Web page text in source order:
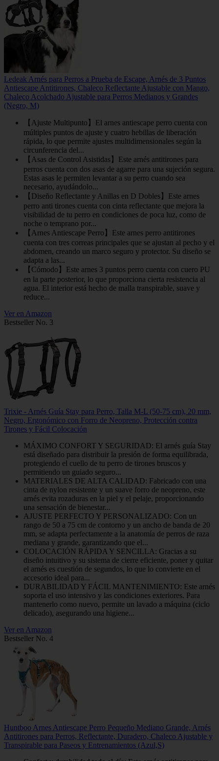
Ledeak Arnés para Perros a Prueba de Escape, Arnés de 3 Puntos
Antiescape Antitirones, Chaleco Reflectante Ajustable con Mango,
Chaleco Acolchado Ajustable para Perros Medianos y Grandes
(Negro, M)
【Ajuste Multipunto】El arnes antiescape perro cuenta con
múltiples puntos de ajuste y cuatro hebillas de liberación
rápida, lo que permite ajustes multidimensionales según la
circunferencia del...
【Asas de Control Asistidas】Este arnés antitirones para
perros cuenta con dos asas de agarre para una sujeción segura.
Estas asas le permiten levantar a su perro cuando sea
necesario, ayudándolo...
【Diseño Reflectante y Anillas en D Dobles】Este arnes
perro anti tirones cuenta con cinta reflectante que mejora la
visibilidad de tu perro en condiciones de poca luz, como de
noche o temprano por...
【Arnes Antiescape Perro】Este arnes perro antitirones
cuenta con tres correas principales que se ajustan al pecho y el
abdomen, creando un marco seguro y protector. Su diseño se
adapta a las...
【Cómodo】Este arnes 3 puntos perro cuenta con cuero PU
en la parte posterior, lo que proporciona cierta resistencia al
agua. El interior está hecho de malla transpirable, suave y
reduce...
Ver en Amazon
Bestseller No. 3
Trixie - Arnés Guía Stay para Perro, Talla M-L (50-75 cm), 20 mm,
Negro, Ergonómico con Forro de Neopreno, Protección contra
Tirones y Fácil Colocación
MÁXIMO CONFORT Y SEGURIDAD: El arnés guía Stay
está diseñado para distribuir la presión de forma equilibrada,
protegiendo el cuello de tu perro de tirones bruscos y
permitiendo un guiado seguro...
MATERIALES DE ALTA CALIDAD: Fabricado con una
cinta de nylon resistente y un suave forro de neopreno, este
arnés evita rozaduras en la piel y el pelaje, proporcionando
una sensación de bienestar...
AJUSTE PERFECTO Y PERSONALIZADO: Con un
rango de 50 a 75 cm de contorno y un ancho de banda de 20
mm, se adapta perfectamente a la anatomía de perros de raza
mediana y grande, garantizando que el...
COLOCACIÓN RÁPIDA Y SENCILLA: Gracias a su
diseño intuitivo y su sistema de cierre eficiente, poner y quitar
el arnés es cuestión de segundos, lo que lo convierte en el
accesorio ideal para...
DURABILIDAD Y FÁCIL MANTENIMIENTO: Este arnés
soporta el uso intensivo y las condiciones exteriores. Para
mantenerlo como nuevo, permite un lavado a máquina (ciclo
delicado), asegurando una higiene...
Ver en Amazon
Bestseller No. 4
Huntboo Arnes Antiescape Perro Pequeño Mediano Grande, Arnés
Antitirones para Perros, Reflectante, Duradero, Chaleco Ajustable y
Transpirable para Paseos y Entrenamientos (Azul,S)